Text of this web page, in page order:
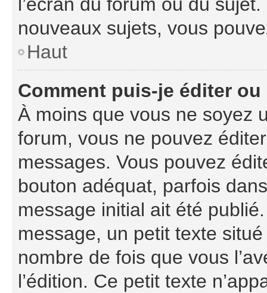
nouveaux sujets, vous
Haut
Comment puis-je éditer
À moins que vous ne soyez
forum, vous ne pouvez
messages. Vous pouvez
bouton adéquat, parfois
message initial ait été
message, un petit texte
nombre de fois que vous
l’édition. Ce petit texte